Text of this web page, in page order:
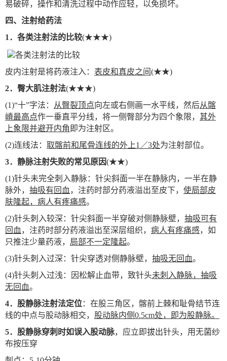
易破碎，操作和清洗过程中动作应轻，以免损坏。
四、注射给药法
1 ．各类注射法的比较(★★★)
皮内注射是将药液注入： 表皮和真皮之间(★★)
2．臀大肌注射法(★★★)
(1)“十”字法： 从臀裂顶点向左或右侧画一水平线，然后从髂
嵴最高点作一垂直平分线，将一侧臀部分为四个象限， 其外
上象限并避开内角 即为注射区。
(2)连线法： 取髂前和尾骨连线的外上1／3处为注射部位。
3．静脉注射失败的常见原因(★★)
(1)针头未完全刺入静脉：针尖斜面一半在静脉内，一半在静
脉外， 抽吸有回血 ，注药时部分药液溢出至皮下， 使局部皮
肤隆起，病人有疼痛感。
(2)针头刺入较深：针尖斜面一半穿破对侧静脉壁， 抽吸可有
回血 ，注药时部分药液溢出至深层组织， 病人有疼痛感，如
只推注少量药液， 局部不一定隆起。
(3)针头刺入过深：针尖穿透对侧静脉壁， 抽吸无回血。
(4)针头刺入过浅：因松解止血带，致针头未刺入静脉，抽吸
无回血。
4．股静脉注射法定位：在股三角区，髂前上棘和耻骨结节连
线的中点与股动脉相交， 股动脉内侧0.5cm处，即为股静脉。
5．股静脉穿刺时如误入股动脉，应立即拔出针头，用无菌纱
布按压穿